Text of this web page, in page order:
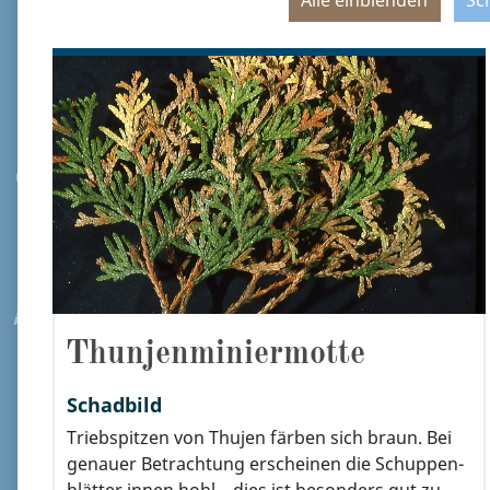
Thunjenminiermotte
Schadbild
Triebspitzen von Thujen färben sich braun. Bei
genauer Betrachtung erscheinen die Schuppen-